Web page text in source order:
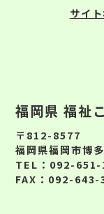
サイ
福岡県 福祉
〒812-8577
福岡県福岡市博
TEL：092-651-
FAX：092-643-